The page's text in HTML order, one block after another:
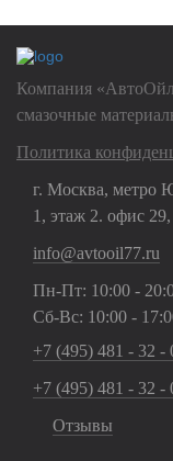
Компания
смазочные
Политика
г. Москва, метро
1, этаж 2. офис
info@avtooil77.ru
Пн-Пт: 10:00 -
Сб-Вс: 10:00 -
+7 (495) 481 - 32 -
+7 (495) 481 - 32 -
Отзывы